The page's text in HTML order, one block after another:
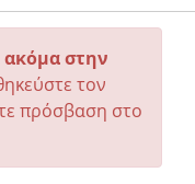
ακόμα στην
τον
πρόσβαση στο